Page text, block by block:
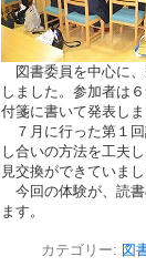
図書委員を中心に、
しました。参加者は
付箋に書いて発表しま
７月に行った第１回
し合いの方法を工夫
見交換ができていまし
今回の体験が、読書
ます。
カテゴリー: 図